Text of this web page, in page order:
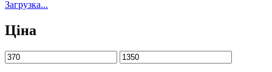
Загрузка...
Ціна